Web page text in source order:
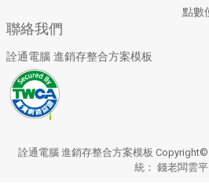
點數
聯絡我們
詮通電腦 進銷存整合方案模板
詮通電腦 進銷存整合方案模板
統： 錢老闆雲